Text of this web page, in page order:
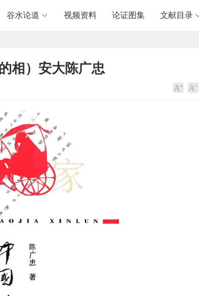
谷水论道 视频资料 论证图集 文献目录
相）安大陈广忠